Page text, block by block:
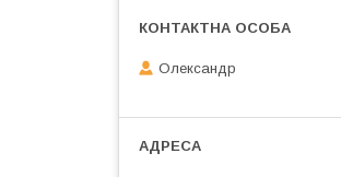
Олександр